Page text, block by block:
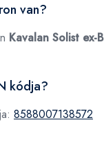
van?
Kavalan Solist
kódja?
8588007138572